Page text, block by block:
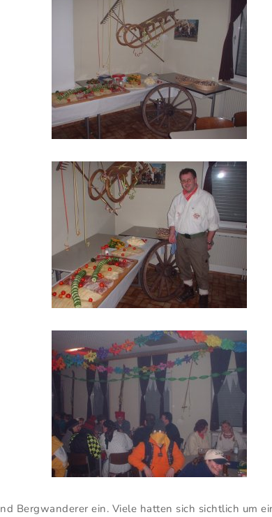
Bergwanderer ein. Viele hatten sich sichtlich um